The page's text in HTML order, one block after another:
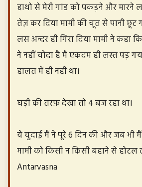
हाथो से मेरी गांड को पकड़ने और मारने
तेज़ कर दिया मामी की चूत से पानी छूट
लस अन्दर ही गिरा दिया मामी ने कहा
ने नहीं चोदा है मैं एकदम ही लस्त पड़
हालत में ही नहीं था।
घड़ी की तरफ़ देखा तो ४ बज रहा था।
ये चुदाई मैं ने पूरे 6 दिन की और जब भी
मामी को किसी न किसी बहाने से होटल
Antarvasna